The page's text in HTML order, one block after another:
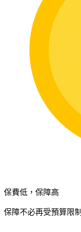
保費低，保障高
保障不必再受預算限制